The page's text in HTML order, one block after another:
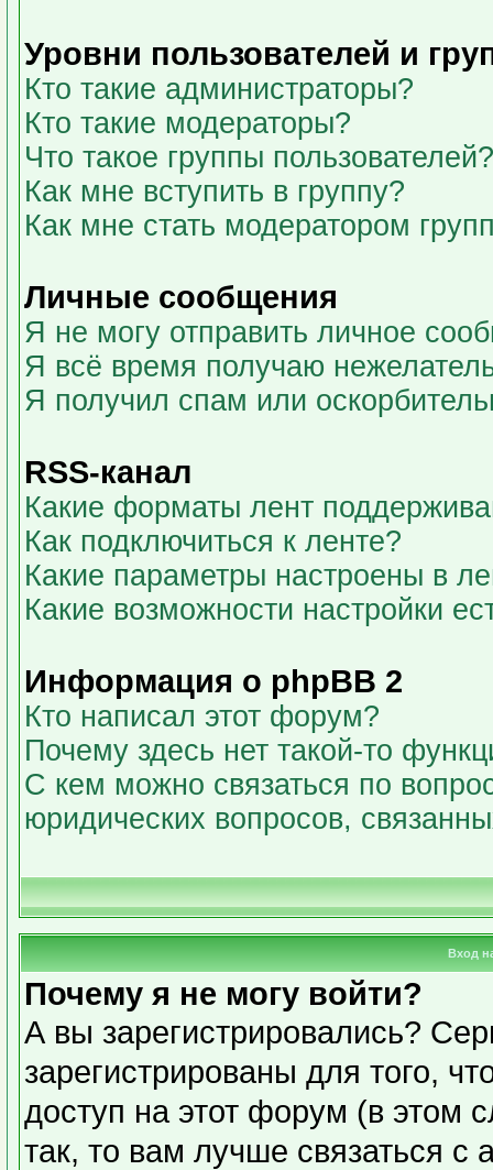
Уровни пользователей и
Кто такие администраторы?
Кто такие модераторы?
Что такое группы пользователей?
Как мне вступить в группу?
Как мне стать модератором
Личные сообщения
Я не могу отправить личное
Я всё время получаю
Я получил спам или
RSS-канал
Какие форматы лент
Как подключиться к ленте?
Какие параметры настроены в
Какие возможности настройки
Информация о phpBB 2
Кто написал этот форум?
Почему здесь нет такой-то
С кем можно связаться по
юридических вопросов,
Вход
Почему я не могу войти?
А вы зарегистрировались?
зарегистрированы для того,
доступ на этот форум (в этом
так, то вам лучше связаться